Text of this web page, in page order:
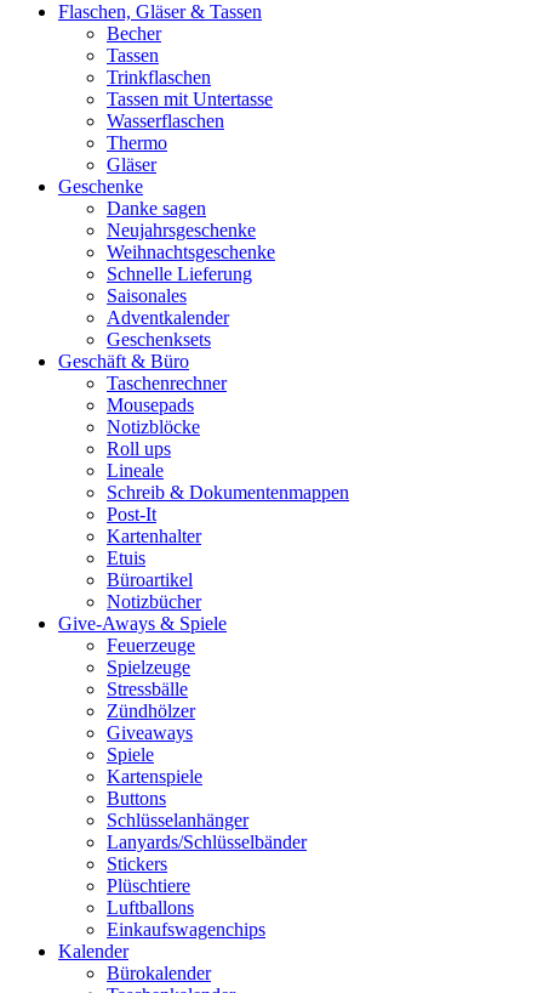
Flaschen, Gläser & Tassen
Becher
Tassen
Trinkflaschen
Tassen mit Untertasse
Wasserflaschen
Thermo
Gläser
Geschenke
Danke sagen
Neujahrsgeschenke
Weihnachtsgeschenke
Schnelle Lieferung
Saisonales
Adventkalender
Geschenksets
Geschäft & Büro
Taschenrechner
Mousepads
Notizblöcke
Roll ups
Lineale
Schreib & Dokumentenmappen
Post-It
Kartenhalter
Etuis
Büroartikel
Notizbücher
Give-Aways & Spiele
Feuerzeuge
Spielzeuge
Stressbälle
Zündhölzer
Giveaways
Spiele
Kartenspiele
Buttons
Schlüsselanhänger
Lanyards/Schlüsselbänder
Stickers
Plüschtiere
Luftballons
Einkaufswagenchips
Kalender
Bürokalender